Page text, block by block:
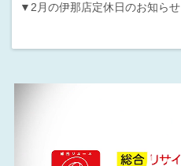
▼2月の伊那店定休日のお知らせ